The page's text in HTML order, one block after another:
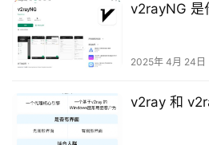
v2rayNG 是
2025年 4月 24日
v2ray 和